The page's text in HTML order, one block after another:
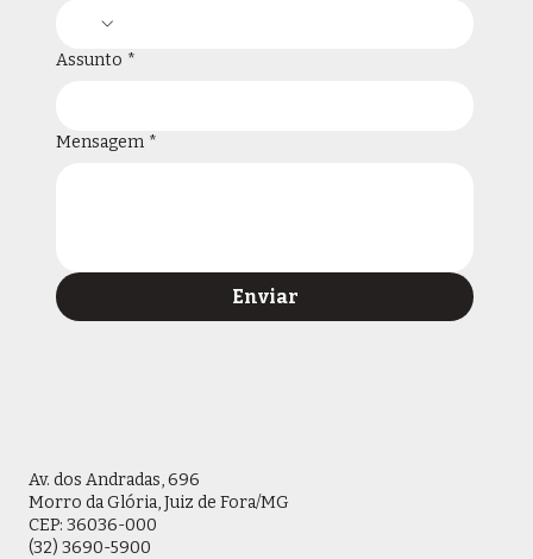
Av. dos Andradas, 696
Morro da Glória, Juiz de Fora/MG
CEP: 36036-000
(32) 3690-5900
Assunto *
Mensagem *
Enviar